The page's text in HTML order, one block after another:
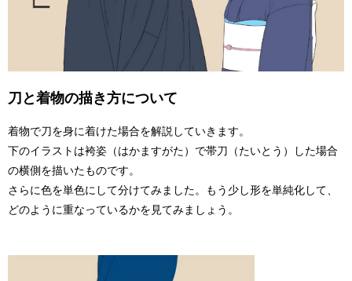
刀と着物の描き方について
着物で刀を身に着けた場合を解説していきます。
下のイラストは袴姿（はかますがた）で帯刀（たいとう）した場合
の横側を描いたものです。
さらに色を単色にして分けてみました。もう少し形を単純化して、
どのように重なっているかを見てみましょう。